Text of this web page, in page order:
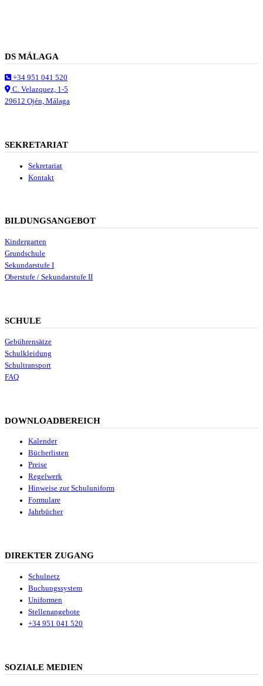
DS MÁLAGA
+34 951 041 520
C. Velazquez, 1-5
29612 Ojén, Málaga
SEKRETARIAT
Sekretariat
Kontakt
BILDUNGSANGEBOT
Kindergarten
Grundschule
Sekundarstufe I
Oberstufe / Sekundarstufe II
SCHULE
Gebührensätze
Schulkleidung
Schultransport
FAQ
DOWNLOADBEREICH
Kalender
Bücherlisten
Preise
Regelwerk
Hinweise zur Schuluniform
Formulare
Jahrbücher
DIREKTER ZUGANG
Schulnetz
Buchungssystem
Uniformen
Stellenangebote
+34 951 041 520
SOZIALE MEDIEN